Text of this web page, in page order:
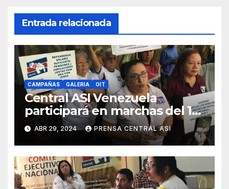
Entrada relacionada
CAMPAÑAS GALERIA OIT
Central ASI Venezuela
participará en marchas del 1
de mayo para exigir aumento
salarial
ABR 29, 2024 PRENSA CENTRAL ASI